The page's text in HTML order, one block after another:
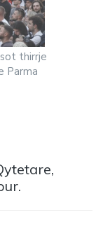
thirrje
Parma